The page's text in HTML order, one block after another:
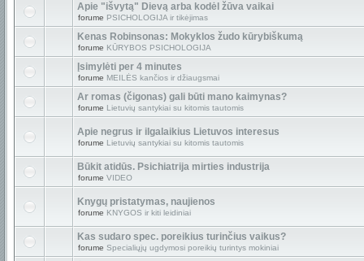
Apie "išvytą" Dievą arba kodėl žūva vaikai
forume PSICHOLOGIJA ir tikėjimas
Kenas Robinsonas: Mokyklos žudo kūrybiškumą
forume KŪRYBOS PSICHOLOGIJA
Įsimylėti per 4 minutes
forume MEILĖS kančios ir džiaugsmai
Ar romas (čigonas) gali būti mano kaimynas?
forume Lietuvių santykiai su kitomis tautomis
Apie negrus ir ilgalaikius Lietuvos interesus
forume Lietuvių santykiai su kitomis tautomis
Būkit atidūs. Psichiatrija mirties industrija
forume VIDEO
Knygų pristatymas, naujienos
forume KNYGOS ir kiti leidiniai
Kas sudaro spec. poreikius turinčius vaikus?
forume Specialiųjų ugdymosi poreikių turintys mokiniai